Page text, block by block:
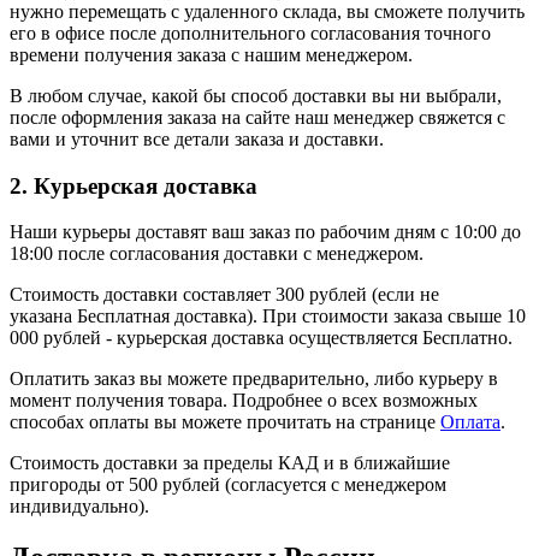
нужно перемещать с удаленного склада, вы сможете получить
его в офисе после дополнительного согласования точного
времени получения заказа с нашим менеджером.
В любом случае, какой бы способ доставки вы ни выбрали,
после оформления заказа на сайте наш менеджер свяжется с
вами и уточнит все детали заказа и доставки.
2. Курьерская доставка
Наши курьеры доставят ваш заказ по рабочим дням с 10:00 до
18:00 после согласования доставки с менеджером.
Стоимость доставки составляет 300 рублей (если не
указана Бесплатная доставка). При стоимости заказа свыше 10
000 рублей - курьерская доставка осуществляется Бесплатно.
Оплатить заказ вы можете предварительно, либо курьеру в
момент получения товара. Подробнее о всех возможных
способах оплаты вы можете прочитать на странице Оплата.
Стоимость доставки за пределы КАД и в ближайшие
пригороды от 500 рублей (согласуется с менеджером
индивидуально).